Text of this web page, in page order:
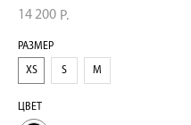
14 200 Р.
РАЗМЕР
XS S M
ЦВЕТ